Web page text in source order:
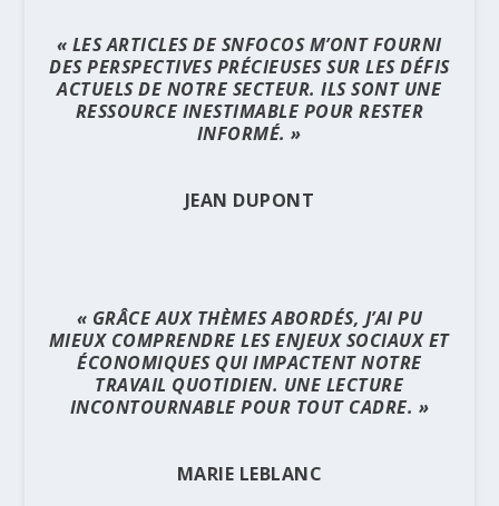
« LES ARTICLES DE SNFOCOS M’ONT FOURNI
DES PERSPECTIVES PRÉCIEUSES SUR LES DÉFIS
ACTUELS DE NOTRE SECTEUR. ILS SONT UNE
RESSOURCE INESTIMABLE POUR RESTER
INFORMÉ. »
JEAN DUPONT
« GRÂCE AUX THÈMES ABORDÉS, J’AI PU
MIEUX COMPRENDRE LES ENJEUX SOCIAUX ET
ÉCONOMIQUES QUI IMPACTENT NOTRE
TRAVAIL QUOTIDIEN. UNE LECTURE
INCONTOURNABLE POUR TOUT CADRE. »
MARIE LEBLANC